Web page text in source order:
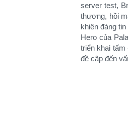
server test,
thương, hồi
khiên đáng
Hero của
triển khai tấm
đề cập đến